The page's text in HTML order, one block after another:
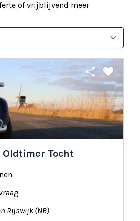
of vrijblijvend meer
share favorite
Oldtimer Tocht
Rijswijk (NB)